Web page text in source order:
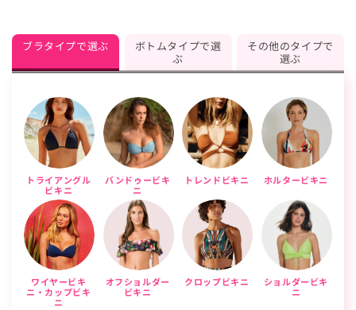
ブラタイプで選ぶ
ボトムタイプで選
ぶ
その他のタイプで
選ぶ
トライアングル
ビキニ
バンドゥービキ
ニ
トレンドビキニ ホルタービキニ
ワイヤービキ
ニ・カップビキ
ニ
オフショルダー
ビキニ
クロップビキニ
ショルダービキ
ニ